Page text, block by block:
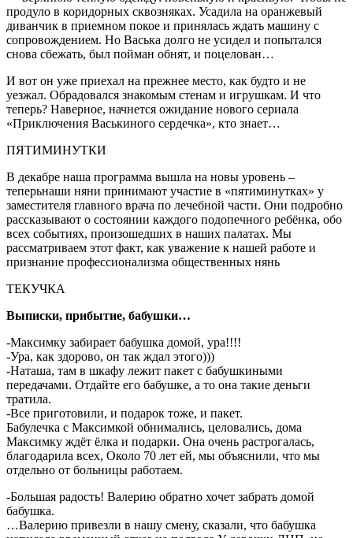
продуло в коридорных сквозняках. Усадила на оранжевый
диванчик в приемном покое и принялась ждать машину с
сопровождением. Но Васька долго не усидел и попытался
снова сбежать, был пойман обнят, и поцелован…
И вот он уже приехал на прежнее место, как будто и не
уезжал. Обрадовался знакомым стенам и игрушкам. И что
теперь? Наверное, начнется ожидание нового сериала
«Приключения Васькиного сердечка», кто знает…
ПЯТИМИНУТКИ
В декабре наша программа вышла на новы уровень –
теперьнаши няни принимают участие в «пятиминутках» у
заместителя главного врача по лечебной части. Они подробно
рассказывают о состоянии каждого подопечного ребёнка, обо
всех событиях, произошедших в наших палатах. Мы
рассматриваем этот факт, как уважение к нашей работе и
признание профессионализма общественных нянь
ТЕКУЧКА
Выписки, прибытие, бабушки…
-Максимку забирает бабушка домой, ура!!!!
-Ура, как здорово, он так ждал этого)))
-Наташа, там в шкафу лежит пакет с бабушкиными
передачами. Отдайте его бабушке, а то она такие деньги
тратила.
-Все приготовили, и подарок тоже, и пакет.
Бабулечка с Максимкой обнимались, целовались, дома
Максимку ждёт ёлка и подарки. Она очень растрогалась,
благодарила всех, Около 70 лет ей, мы объяснили, что мы
отдельно от больницы работаем.
-Большая радость! Валерию обратно хочет забрать домой
бабушка.
…Валерию привезли в нашу смену, сказали, что бабушка